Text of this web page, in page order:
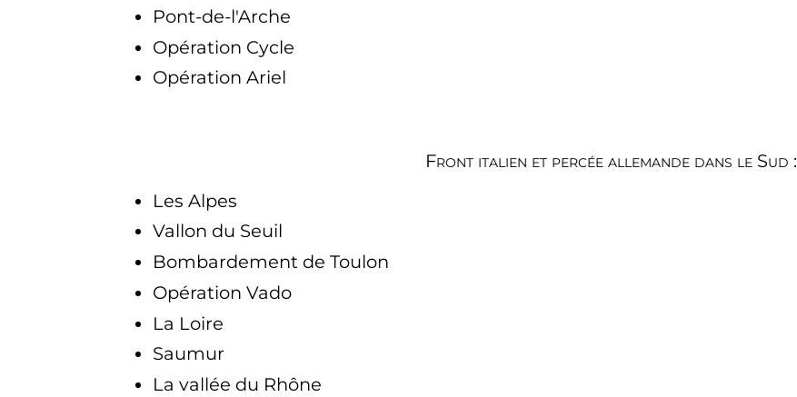
Pont-de-l'Arche
Opération Cycle
Opération Ariel
Front italien et percée allemande dans le Sud :
Les Alpes
Vallon du Seuil
Bombardement de Toulon
Opération Vado
La Loire
Saumur
La vallée du Rhône